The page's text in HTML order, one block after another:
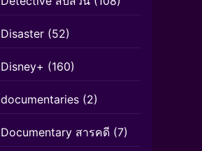
Disaster (52)
Disney+ (160)
documentaries (2)
Documentary สารคดี (7)